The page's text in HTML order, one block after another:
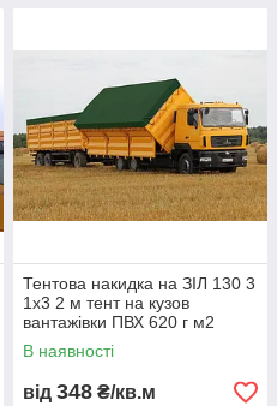
використ
ання.
5
Стійкість
до
ультрафі
олету.
6
Гарантія
12
місяців.
Тентова накидка на ЗІЛ 130 3
1х3 2 м тент на кузов
вантажівки ПВХ 620 г м2
водонепроникний автотент
Тент Строй Україна купити
В наявності
від 348 ₴/кв.м